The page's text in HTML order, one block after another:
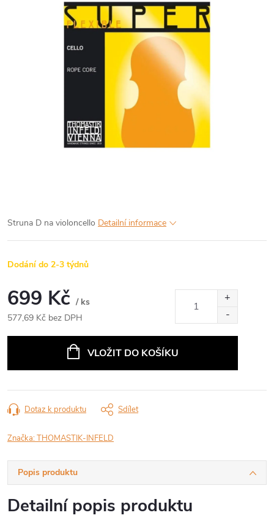
Struna D na violoncello Detailní informace
Dodání do 2-3 týdnů
699 Kč / ks
577,69 Kč bez DPH
VLOŽIT DO KOŠÍKU
Dotaz k produktu Sdílet
Značka:THOMASTIK-INFELD
Popis produktu
Detailní popis produktu